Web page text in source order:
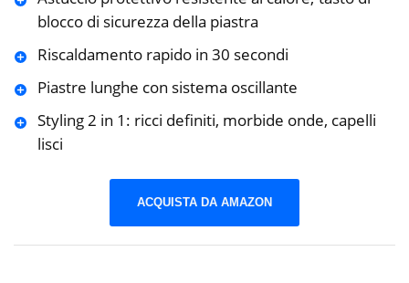
blocco di sicurezza della piastra
Riscaldamento rapido in 30 secondi
Piastre lunghe con sistema oscillante
Styling 2 in 1: ricci definiti, morbide onde, capelli
lisci
ACQUISTA DA AMAZON